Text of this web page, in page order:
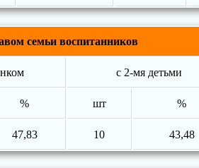
семьи воспитанников
с 2-мя детьми
% шт %
47,83 10 43,48